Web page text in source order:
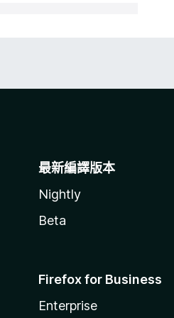
最新編譯版本
Nightly
Beta
Firefox for Business
Enterprise